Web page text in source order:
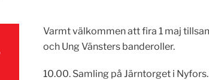
Varmt välkommen att fira 1 maj
och Ung Vänsters banderoller.
10.00. Samling på Järntorget i